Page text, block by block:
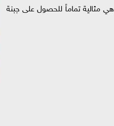
مثالية تماماً للحصول على جبنة